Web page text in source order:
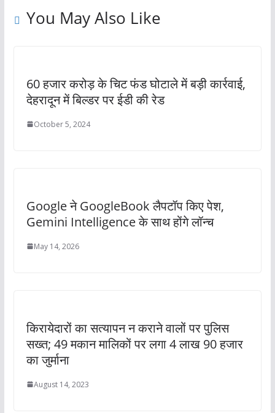
You May Also Like
60 हजार करोड़ के चिट फंड घोटाले में बड़ी कार्रवाई,
देहरादून में बिल्डर पर ईडी की रेड
October 5, 2024
Google ने GoogleBook लैपटॉप किए पेश,
Gemini Intelligence के साथ होंगे लॉन्च
May 14, 2026
किरायेदारों का सत्यापन न कराने वालों पर पुलिस
सख्त; 49 मकान मालिकों पर लगा 4 लाख 90 हजार
का जुर्माना
August 14, 2023